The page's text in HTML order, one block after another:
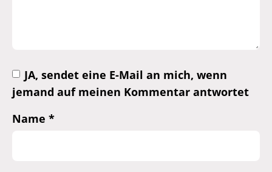
JA, sendet eine E-Mail an mich, wenn
jemand auf meinen Kommentar antwortet
Name *